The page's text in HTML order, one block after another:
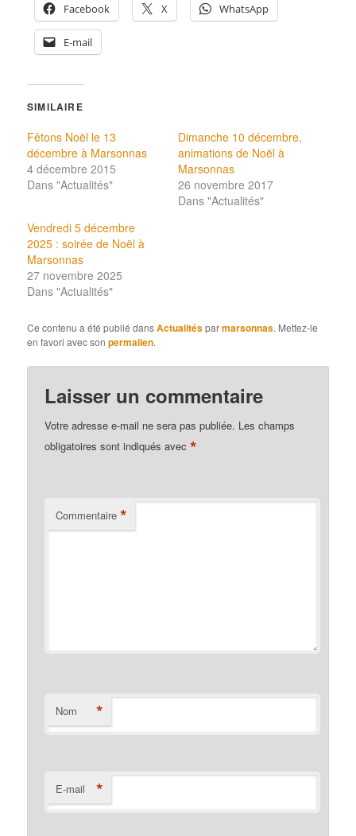
Facebook
X WhatsApp
E-mail
SIMILAIRE
Fêtons Noël le 13
décembre à Marsonnas
4 décembre 2015
Dans "Actualités"
Dimanche 10 décembre,
animations de Noël à
Marsonnas
26 novembre 2017
Dans "Actualités"
Vendredi 5 décembre
2025 : soirée de Noël à
Marsonnas
27 novembre 2025
Dans "Actualités"
Ce contenu a été publié dansActualitésparmarsonnas. Mettez-le
en favori avec sonpermalien.
Laisser un commentaire
Votre adresse e-mail ne sera pas publiée. Les champs
obligatoires sont indiqués avec*
Commentaire *
Nom *
E-mail *